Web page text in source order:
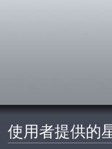
使用者提供的